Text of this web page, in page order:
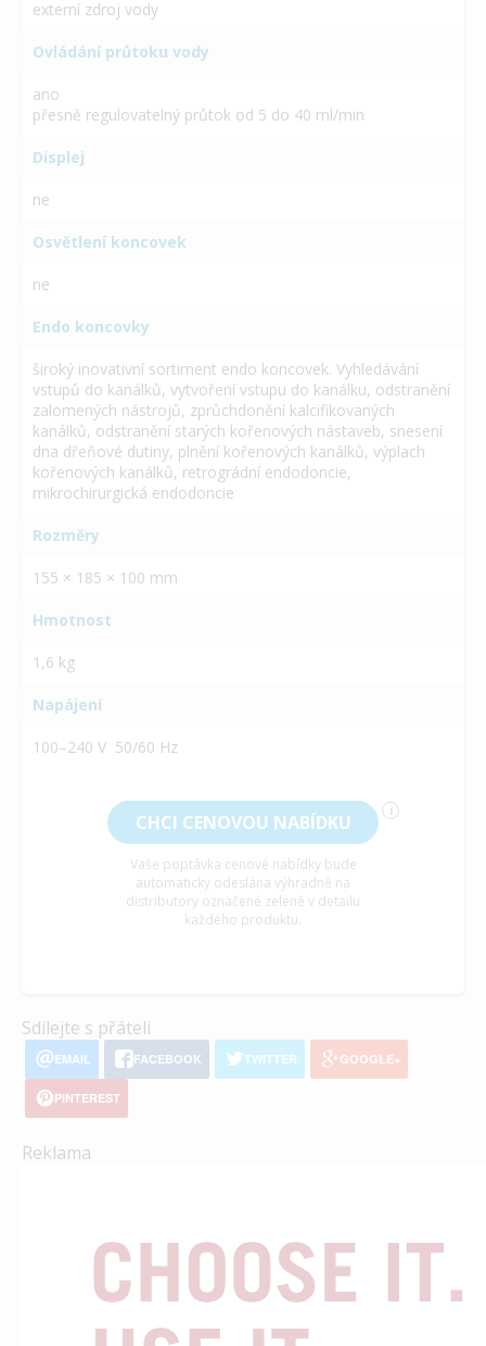
externí zdroj vody
Ovládání průtoku vody
ano
přesně regulovatelný průtok od 5 do 40 ml/min
Displej
ne
Osvětlení koncovek
ne
Endo koncovky
široký inovativní sortiment endo koncovek. Vyhledávání
vstupů do kanálků, vytvoření vstupu do kanálku, odstranění
zalomených nástrojů, zprůchdonění kalcifikovaných
kanálků, odstranění starých kořenových nástaveb, snesení
dna dřeňové dutiny, plnění kořenových kanálků, výplach
kořenových kanálků, retrográdní endodoncie,
mikrochirurgická endodoncie
Rozměry
155 × 185 × 100 mm
Hmotnost
1,6 kg
Napájení
100–240 V 50/60 Hz
CHCI CENOVOU NABÍDKU i
Vaše poptávka cenové nabídky bude
automaticky odeslána výhradně na
distributory označené zeleně v detailu
každého produktu.
Sdílejte s přáteli
EMAIL FACEBOOK TWITTER GOOGLE+
PINTEREST
Reklama